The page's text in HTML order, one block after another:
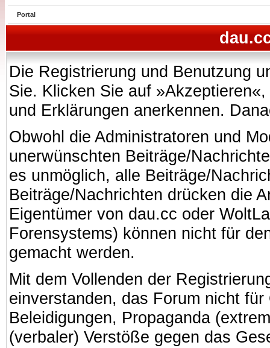
Portal
Die Registrierung und Benutzung
Sie. Klicken Sie auf
und Erklärungen anerkennen.
Obwohl die Administratoren und
unerwünschten Beiträge/
es unmöglich, alle Beiträge/
Beiträge/Nachrichten drücken die
Eigentümer von dau.cc oder
Forensystems) können nicht für
gemacht werden.
Mit dem Vollenden der
einverstanden, das Forum nicht
Beleidigungen, Propaganda
(verbaler) Verstöße gegen das